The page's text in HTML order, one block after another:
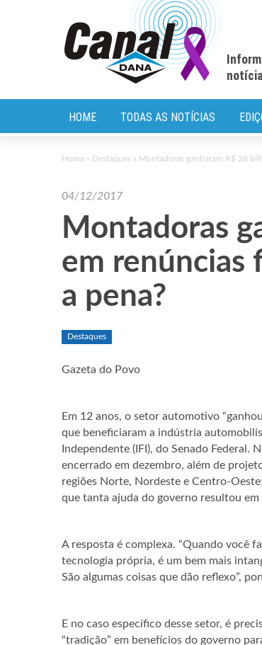
HOME TODAS AS NOTÍCIAS
Home » Destaques » Montadoras ganharam R$ 28
04/12/2017
Montadoras
em renúncias
a pena?
Destaques
Gazeta do Povo
Em 12 anos, o setor automotivo
que beneficiaram a indústria
Independente (IFI), do Senado Federal.
encerrado em dezembro, além de
regiões Norte, Nordeste e Centro-
que tanta ajuda do governo resultou
A resposta é complexa. “Quando você
tecnologia própria, é um bem mais
São algumas coisas que dão reflexo”,
E no caso específico desse setor, é
“tradição” em benefícios do governo